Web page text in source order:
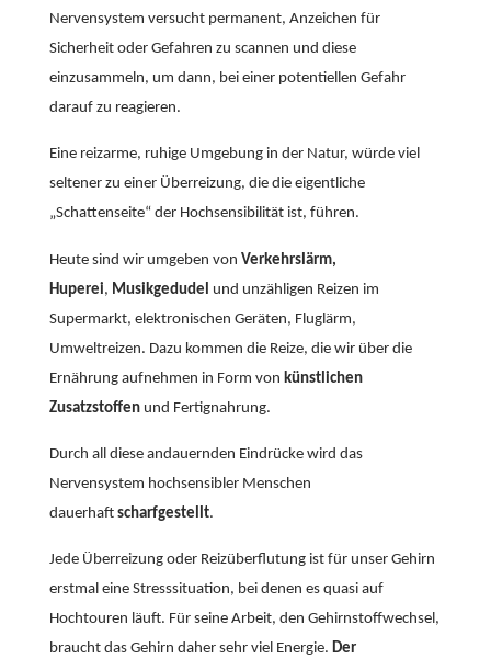
Nervensystem versucht permanent, Anzeichen für
Sicherheit oder Gefahren zu scannen und diese
einzusammeln, um dann, bei einer potentiellen Gefahr
darauf zu reagieren.
Eine reizarme, ruhige Umgebung in der Natur, würde viel
seltener zu einer Überreizung, die die eigentliche
„Schattenseite“ der Hochsensibilität ist, führen.
Heute sind wir umgeben von Verkehrslärm,
Huperei, Musikgedudel und unzähligen Reizen im
Supermarkt, elektronischen Geräten, Fluglärm,
Umweltreizen. Dazu kommen die Reize, die wir über die
Ernährung aufnehmen in Form von künstlichen
Zusatzstoffenund Fertignahrung.
Durch all diese andauernden Eindrücke wird das
Nervensystem hochsensibler Menschen
dauerhaft scharfgestellt.
Jede Überreizung oder Reizüberflutung ist für unser Gehirn
erstmal eine Stresssituation, bei denen es quasi auf
Hochtouren läuft. Für seine Arbeit, den Gehirnstoffwechsel,
braucht das Gehirn daher sehr viel Energie. Der